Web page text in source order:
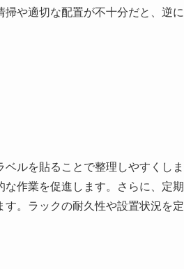
や適切な配置が不十分だと、逆に
ルを貼ることで整理しやすくしま
作業を促進します。さらに、定期
。ラックの耐久性や設置状況を定